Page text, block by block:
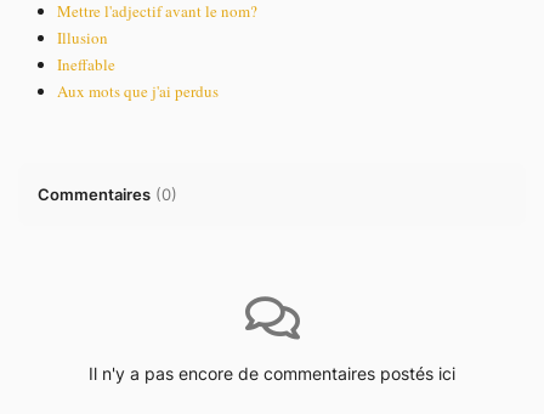
Mettre l'adjectif avant le nom?
Illusion
Ineffable
Aux mots que j'ai perdus
Commentaires (0)
Il n'y a pas encore de commentaires postés ici